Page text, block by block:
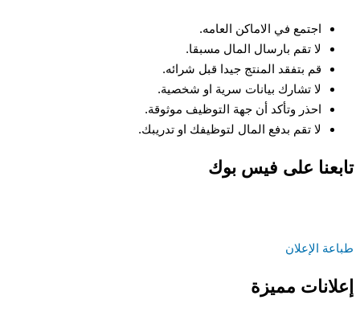
اجتمع في الاماكن العامه.
لا تقم بارسال المال مسبقا.
قم بتفقد المنتج جيدا قبل شرائه.
لا تشارك بيانات سرية او شخصية.
احذر وتأكد أن جهة التوظيف موثوقة.
لا تقم بدفع المال لتوظيفك او تدريبك.
تابعنا على فيس بوك
طباعة الإعلان
إعلانات مميزة